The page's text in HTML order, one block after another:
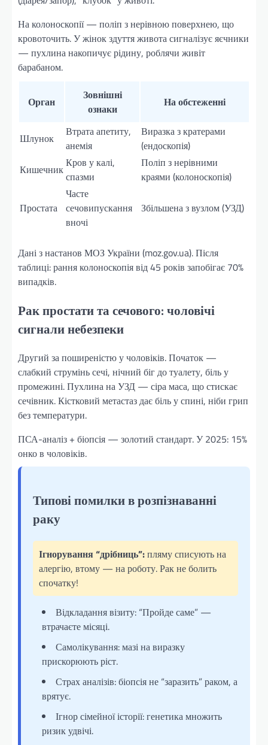
На колоноскопії — поліп з нерівною поверхнею, що
кровоточить. У жінок здуття живота сигналізує яєчники
— пухлина накопичує рідину, роблячи живіт
барабаном.
Орган
Зовнішні
ознаки
На обстеженні
Шлунок
Втрата апетиту,
анемія
Виразка з кратерами
(ендоскопія)
КишечникКров у калі,
спазми
Поліп з нерівними
краями (колоноскопія)
Простата
Часте
сечовипускання
вночі
Збільшена з вузлом (УЗД)
Дані з настанов МОЗ України (moz.gov.ua). Після
таблиці: рання колоноскопія від 45 років запобігає 70%
випадків.
Рак простати та сечового: чоловічі
сигнали небезпеки
Другий за поширеністю у чоловіків. Початок —
слабкий струмінь сечі, нічний біг до туалету, біль у
промежині. Пухлина на УЗД — сіра маса, що стискає
сечівник. Кістковий метастаз дає біль у спині, ніби грип
без температури.
ПСА-аналіз + біопсія — золотий стандарт. У 2025: 15%
онко в чоловіків.
Типові помилки в розпізнаванні
раку
Ігнорування “дрібниць”:пляму списують на
алергію, втому — на роботу. Рак не болить
спочатку!
Відкладання візиту: “Пройде саме” —
втрачаєте місяці.
Самолікування: мазі на виразку
прискорюють ріст.
Страх аналізів: біопсія не “заразить” раком, а
врятує.
Ігнор сімейної історії: генетика множить
ризик удвічі.